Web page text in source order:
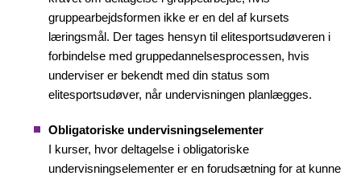
gruppearbejdsformen ikke er en del af kursets
læringsmål. Der tages hensyn til elitesportsudøveren i
forbindelse med gruppedannelsesprocessen, hvis
underviser er bekendt med din status som
elitesportsudøver, når undervisningen planlægges.
Obligatoriske undervisningselementer
I kurser, hvor deltagelse i obligatoriske
undervisningselementer er en forudsætning for at kunne